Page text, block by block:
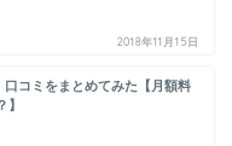
2018年11月15日
口コミをまとめてみた【月額料
】